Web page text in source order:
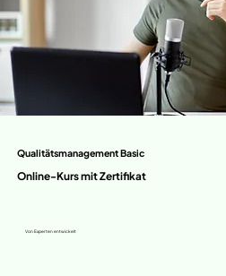
Qualitätsmanagement Basic
Online-Kurs mit Zertifikat
Von Experten entwickelt